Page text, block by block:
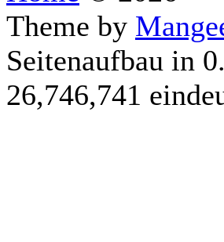
Theme by
Seitenaufbau in
26,746,741